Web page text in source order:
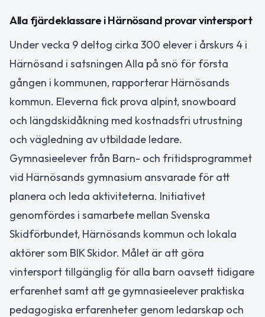
Alla fjärdeklassare i Härnösand provar vintersport
Under vecka 9 deltog cirka 300 elever i årskurs 4 i
Härnösand i satsningen Alla på snö för första
gången i kommunen, rapporterar Härnösands
kommun. Eleverna fick prova alpint, snowboard
och längdskidåkning med kostnadsfri utrustning
och vägledning av utbildade ledare.
Gymnasieelever från Barn- och fritidsprogrammet
vid Härnösands gymnasium ansvarade för att
planera och leda aktiviteterna. Initiativet
genomfördes i samarbete mellan Svenska
Skidförbundet, Härnösands kommun och lokala
aktörer som BIK Skidor. Målet är att göra
vintersport tillgänglig för alla barn oavsett tidigare
erfarenhet samt att ge gymnasieelever praktiska
pedagogiska erfarenheter genom ledarskap och